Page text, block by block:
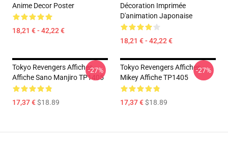
Anime Decor Poster
18,21 € - 42,22 €
Décoration Imprimée
D'animation Japonaise
18,21 € - 42,22 €
Tokyo Revengers Affiches -
Affiche Sano Manjiro TP1405
17,37 €$18.89
-27%
Tokyo Revengers Affiches -
Mikey Affiche TP1405
17,37 €$18.89
-27%